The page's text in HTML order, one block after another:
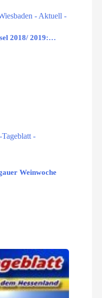
2018/ 2019:…
Weinwoche